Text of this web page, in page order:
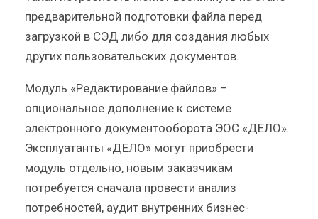
предварительной подготовки файла перед
загрузкой в СЭД либо для создания любых
других пользовательских документов.
Модуль «Редактирование файлов» –
опциональное дополнение к системе
электронного документооборота ЭОС «ДЕЛО».
Эксплуатанты «ДЕЛО» могут приобрести
модуль отдельно, новым заказчикам
потребуется сначала провести анализ
потребностей, аудит внутренних бизнес-